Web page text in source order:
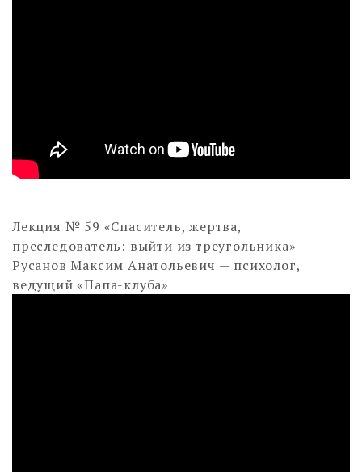
Лекция № 59 «Спаситель, жертва,
преследователь: выйти из треугольника»
Русанов Максим Анатольевич — психолог,
ведущий «Папа-клуба»